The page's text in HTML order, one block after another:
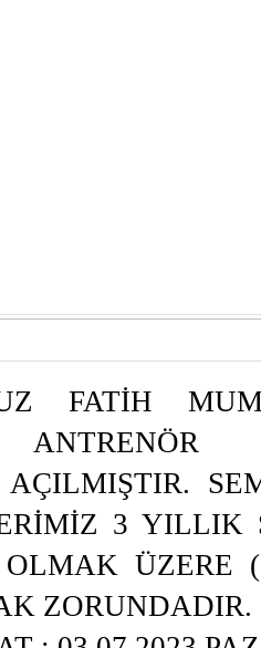
FATİH
ANTRENÖR
AÇILMIŞTIR.
3 YILLIK
ÜZERE
ZORUNDADIR.